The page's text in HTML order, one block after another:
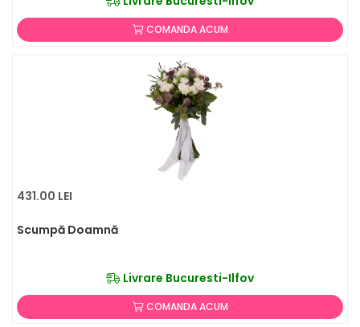
COMANDA ACUM
431.00 LEI
Scumpă Doamnă
Livrare Bucuresti-Ilfov
COMANDA ACUM